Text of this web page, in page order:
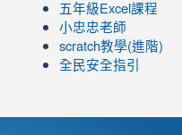
五年級Excel課程
小忠忠老師
scratch教學(進階)
全民安全指引